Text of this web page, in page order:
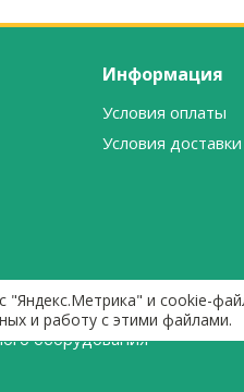
Информация
Условия оплаты
Условия доставки
оборудования
"Яндекс.Метрика" и cookie-
и работу с этими файлами.